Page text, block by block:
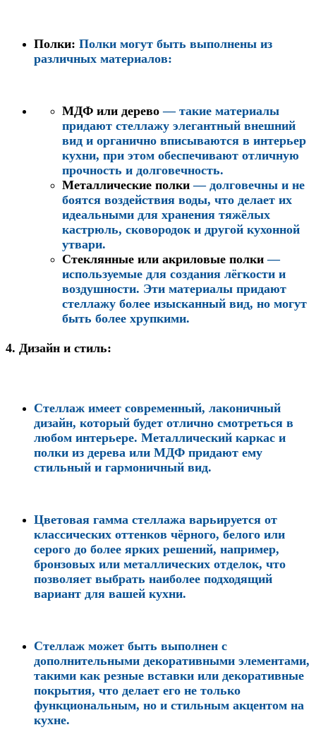
Полки: Полки могут быть выполнены из
различных материалов:
МДФ или дерево — такие материалы
придают стеллажу элегантный внешний
вид и органично вписываются в интерьер
кухни, при этом обеспечивают отличную
прочность и долговечность.
Металлические полки — долговечны и не
боятся воздействия воды, что делает их
идеальными для хранения тяжёлых
кастрюль, сковородок и другой кухонной
утвари.
Стеклянные или акриловые полки —
используемые для создания лёгкости и
воздушности. Эти материалы придают
стеллажу более изысканный вид, но могут
быть более хрупкими.
4. Дизайн и стиль:
Стеллаж имеет современный, лаконичный
дизайн, который будет отлично смотреться в
любом интерьере. Металлический каркас и
полки из дерева или МДФ придают ему
стильный и гармоничный вид.
Цветовая гамма стеллажа варьируется от
классических оттенков чёрного, белого или
серого до более ярких решений, например,
бронзовых или металлических отделок, что
позволяет выбрать наиболее подходящий
вариант для вашей кухни.
Стеллаж может быть выполнен с
дополнительными декоративными элементами,
такими как резные вставки или декоративные
покрытия, что делает его не только
функциональным, но и стильным акцентом на
кухне.